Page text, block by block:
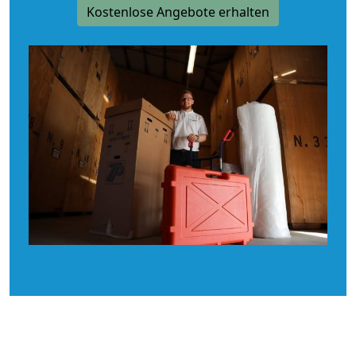
Kostenlose Angebote erhalten